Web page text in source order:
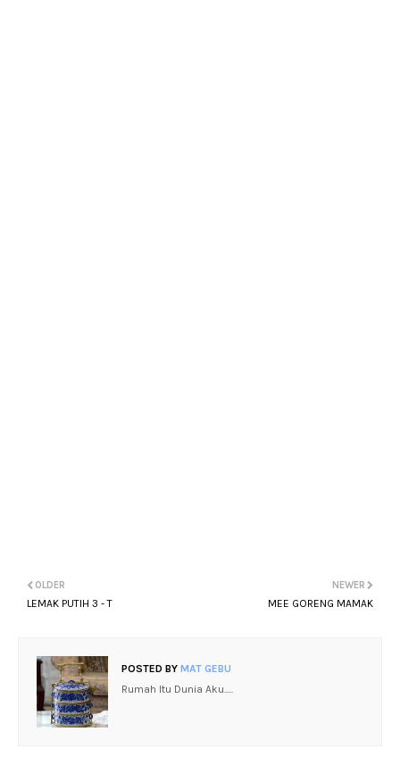
NEWER
MEE GORENG MAMAK
OLDER
LEMAK PUTIH 3 - T
POSTED BY MAT GEBU
Rumah Itu Dunia Aku.....